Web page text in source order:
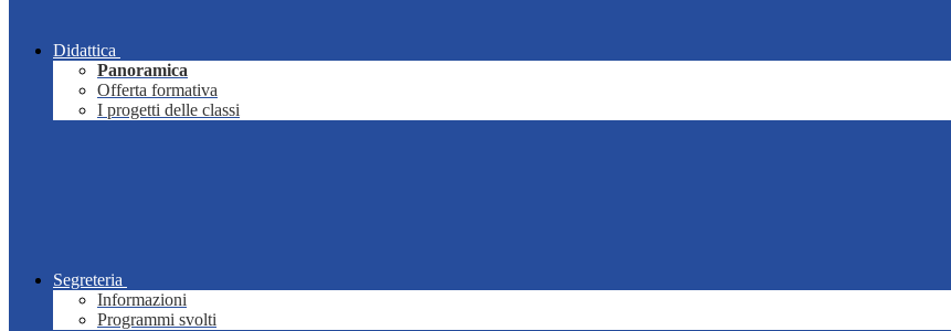
Didattica
Panoramica
Offerta formativa
I progetti delle classi
Segreteria
Informazioni
Programmi svolti